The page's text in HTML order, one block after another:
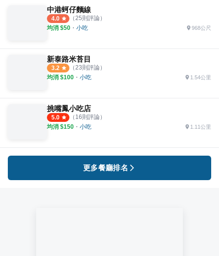
中港蚵仔麵線
4.0 （25則評論）
均消 $50 ・ 小吃 968公尺
新泰路米苔目
3.2 （23則評論）
均消 $100 ・ 小吃 1.54公里
挑嘴鳳小吃店
5.0 （ 16則評論）
均消 $150 ・ 小吃 1.11公里
更多餐廳排名